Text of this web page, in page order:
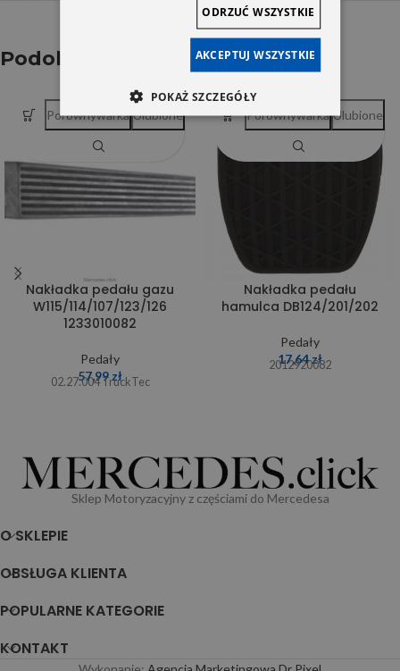
Podobne produkty
Nakładka pedału gazu
W115/114/107/123/126
1233010082
Pedały
57,99 zł
02.27.004 TruckTec
Porównywarka Ulubione
Nakładka pedału
hamulca DB124/201/202
Pedały
17,64zł
2012920082
Porównywarka Ulubione
Sklep Motoryzacyjny z częściami do Mercedesa
O SKLEPIE
OBSŁUGA KLIENTA
POPULARNE KATEGORIE
KONTAKT
AKCEPTUJ WSZYSTKIE
ODRZUĆ WSZYSTKIE
POKAŻ SZCZEGÓŁY